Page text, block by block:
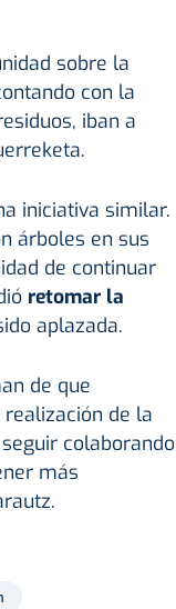
sobre la
con la
iban a
iniciativa similar.
árboles en sus
de continuar
retomar la
aplazada.
de que
realización de la
colaborando
más